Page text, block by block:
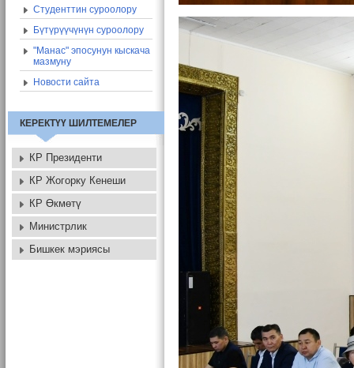
Студенттин суроолору
Бүтүрүүчүнүн суроолору
"Манас" эпосунун кыскача
мазмуну
Новости сайта
КЕРЕКТҮҮ ШИЛТЕМЕЛЕР
КР Президенти
КР Жогорку Кенеши
КР Өкмөтү
Министрлик
Бишкек мэриясы